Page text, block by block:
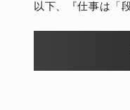
以下、『仕事は「